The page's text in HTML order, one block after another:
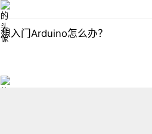
想入门Arduino怎么办？